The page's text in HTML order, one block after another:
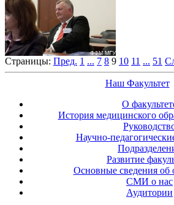
Страницы: Пред. 1 ... 7 8 9 10 11 ... 51
Наш Факультет
О
История медицинского
Научно-
Развитие
Основные сведения об
СМИ о нас
Аудитории